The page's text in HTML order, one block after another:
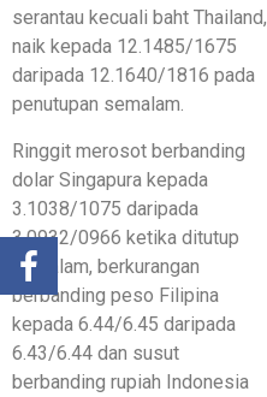
serantau kecuali baht Thailand,
naik kepada 12.1485/1675
daripada 12.1640/1816 pada
penutupan semalam.
Ringgit merosot berbanding
dolar Singapura kepada
3.1038/1075 daripada
3.0932/0966 ketika ditutup
semalam, berkurangan
berbanding peso Filipina
kepada 6.44/6.45 daripada
6.43/6.44 dan susut
berbanding rupiah Indonesia